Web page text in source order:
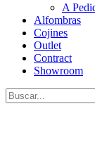
A
Alfombras
Cojines
Outlet
Contract
Showroom